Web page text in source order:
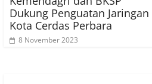
Dukung Penguatan Jaringan
Kota Cerdas Perbara
8 November 2023